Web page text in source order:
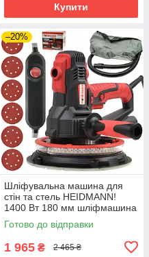
Купити
–20%
Шліфувальна машина для
стін та стель HEIDMANN!
1400 Вт 180 мм шліфмашина
для фінішної обробки стін
Готово до відправки
1 965 ₴ 2 465 ₴